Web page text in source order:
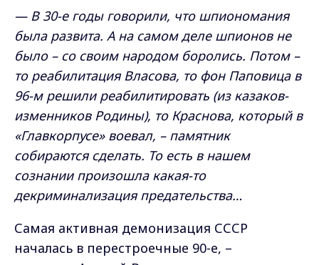
— В 30-е годы говорили, что шпиономания
была развита. А на самом деле шпионов не
было – со своим народом боролись. Потом –
то реабилитация Власова, то фон Паповица в
96-м решили реабилитировать (из казаков-
изменников Родины), то Краснова, который в
«Главкорпусе» воевал, – памятник
собираются сделать. То есть в нашем
сознании произошла какая-то
декриминализация предательства…
Самая активная демонизация СССР
началась в перестроечные 90-е, –